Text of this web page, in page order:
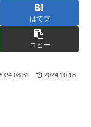
はてブ
コピー
2024.10.18